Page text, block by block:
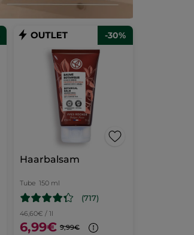
-30%
Haarbalsam
Tube 150 ml
(717)
46,60€ / 1l
6,99€ 9,99€